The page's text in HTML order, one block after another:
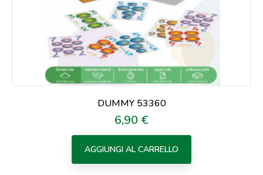
DUMMY 53360
Prezzo
6,90 €
AGGIUNGI AL CARRELLO